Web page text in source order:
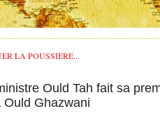
LA POUSSIÈRE...
Ould Tah fait sa
Ghazwani